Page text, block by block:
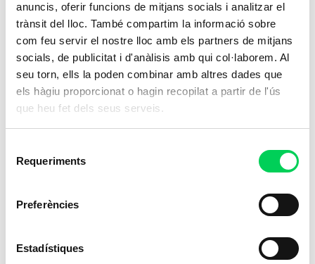
anuncis, oferir funcions de mitjans socials i analitzar el
trànsit del lloc. També compartim la informació sobre
com feu servir el nostre lloc amb els partners de mitjans
socials, de publicitat i d'anàlisis amb qui col·laborem. Al
seu torn, ells la poden combinar amb altres dades que
els hàgiu proporcionat o hagin recopilat a partir de l'ús
que heu fet dels seus serveis.
Requeriments
Preferències
Estadístiques